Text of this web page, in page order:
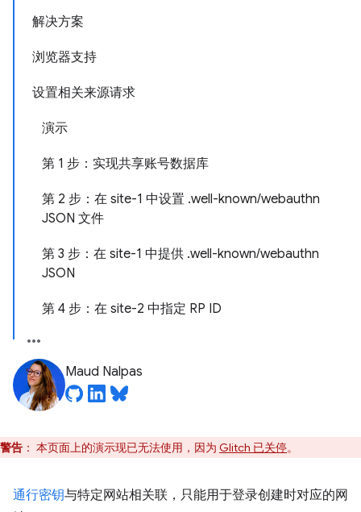
解决方案
浏览器支持
设置相关来源请求
演示
第 1 步：实现共享账号数据库
第 2 步：在 site-1 中设置 .well-known/webauthn
JSON 文件
第 3 步：在 site-1 中提供 .well-known/webauthn
JSON
第 4 步：在 site-2 中指定 RP ID
Maud Nalpas
警告 ： 本页面上的演示现已无法使用，因为 Glitch 已关停。
通行密钥与特定网站相关联，只能用于登录创建时对应的网